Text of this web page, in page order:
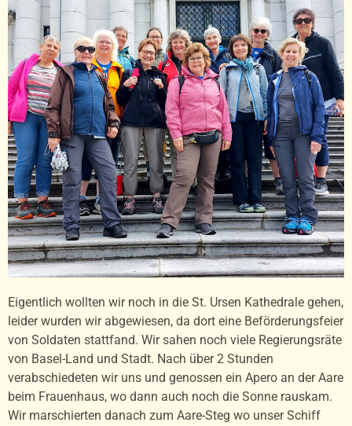
Eigentlich wollten wir noch in die St. Ursen Kathedrale gehen,
leider wurden wir abgewiesen, da dort eine Beförderungsfeier
von Soldaten stattfand. Wir sahen noch viele Regierungsräte
von Basel-Land und Stadt. Nach über 2 Stunden
verabschiedeten wir uns und genossen ein Apero an der Aare
beim Frauenhaus, wo dann auch noch die Sonne rauskam.
Wir marschierten danach zum Aare-Steg wo unser Schiff